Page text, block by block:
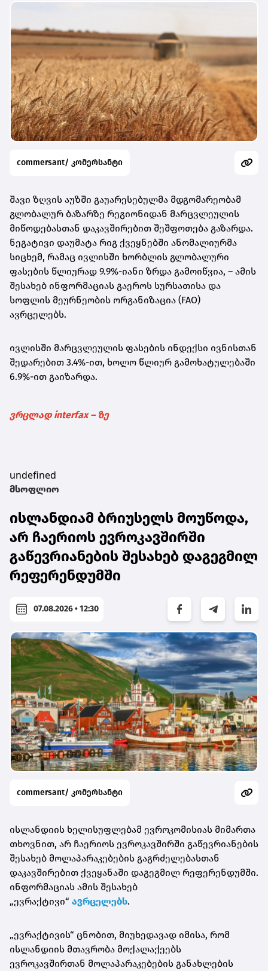
commersant/ კომერსანტი
შავი ზღვის აუზში გაუარესებულმა მდგომარეობამ
გლობალურ ბაზარზე რეგიონიდან მარცვლეულის
მიწოდებასთან დაკავშირებით შეშფოთება გაზარდა.
ნეგატივი დაუმატა რიგ ქვეყნებში ანომალიურმა
სიცხემ, რამაც ივლისში ხორბლის გლობალური
ფასების წლიურად 9.9%-იანი ზრდა გამოიწვია, – ამის
შესახებ ინფორმაციას გაეროს სურსათისა და
სოფლის მეურნეობის ორგანიზაცია (FAO)
ავრცელებს.
ივლისში მარცვლეულის ფასების ინდექსი ივნისთან
შედარებით 3.4%-ით, ხოლო წლიურ გამოხატულებაში
6.9%-ით გაიზარდა.
ვრცლად interfax – ზე
undefined
მსოფლიო
ისლანდიამ ბრიუსელს მოუწოდა,
არ ჩაერიოს ევროკავშირში
გაწევრიანების შესახებ დაგეგმილ
რეფერენდუმში
07.08.2026 • 12:30
commersant/ კომერსანტი
ისლანდიის ხელისუფლებამ ევროკომისიას მიმართა
თხოვნით, არ ჩაერიოს ევროკავშირში გაწევრიანების
შესახებ მოლაპარაკებების გაგრძელებასთან
დაკავშირებით ქვეყანაში დაგეგმილ რეფერენდუმში.
ინფორმაციას ამის შესახებ
„ევრაქტივი“ ავრცელებს.
„ევრაქტივის“ ცნობით, მიუხედავად იმისა, რომ
ისლანდიის მთავრობა მოქალაქეებს
ევროკავშირთან მოლაპარაკებების განახლების